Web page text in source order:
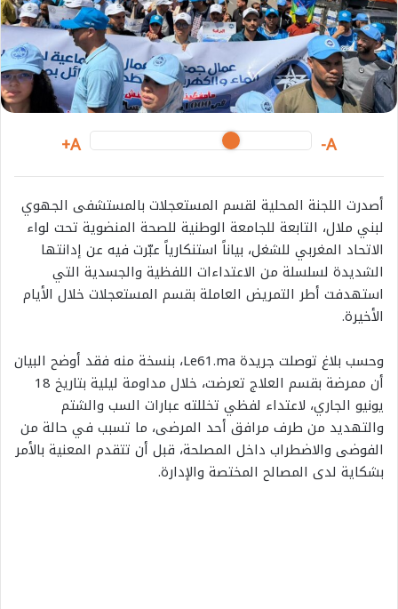
A-
A+
أصدرت اللجنة المحلية لقسم المستعجلات بالمستشفى الجهوي
لبني ملال، التابعة للجامعة الوطنية للصحة المنضوية تحت لواء
الاتحاد المغربي للشغل، بياناً استنكارياً عبّرت فيه عن إدانتها
الشديدة لسلسلة من الاعتداءات اللفظية والجسدية التي
استهدفت أطر التمريض العاملة بقسم المستعجلات خلال الأيام
الأخيرة.
وحسب بلاغ توصلت جريدة Le61.ma، بنسخة منه فقد أوضح البيان
أن ممرضة بقسم العلاج تعرضت، خلال مداومة ليلية بتاريخ 18
يونيو الجاري، لاعتداء لفظي تخللته عبارات السب والشتم
والتهديد من طرف مرافق أحد المرضى، ما تسبب في حالة من
الفوضى والاضطراب داخل المصلحة، قبل أن تتقدم المعنية بالأمر
بشكاية لدى المصالح المختصة والإدارة.